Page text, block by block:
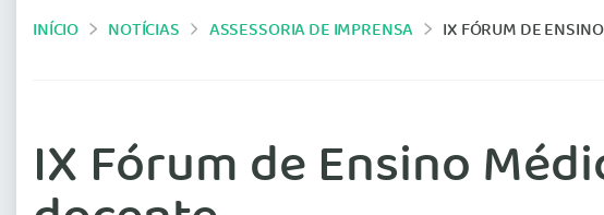
INÍCIO NOTÍCIAS ASSESSORIA DE IMPRENSA IX FÓRUM DE
IX Fórum de Ensino